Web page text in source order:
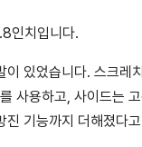
인치입니다.
이 있었습니다. 스크레
사용하고, 사이드는
진 기능까지 더해졌다